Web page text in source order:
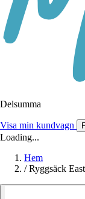
Delsumma
Visa min kundvagn
Loading...
Hem
/ Ryggsäck